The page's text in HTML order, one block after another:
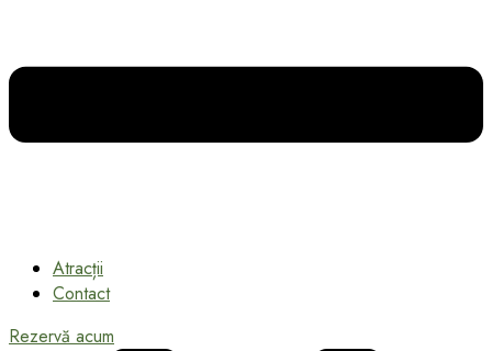
Atracții
Contact
Rezervă acum